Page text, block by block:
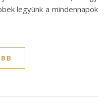
legyünk a mindennapok